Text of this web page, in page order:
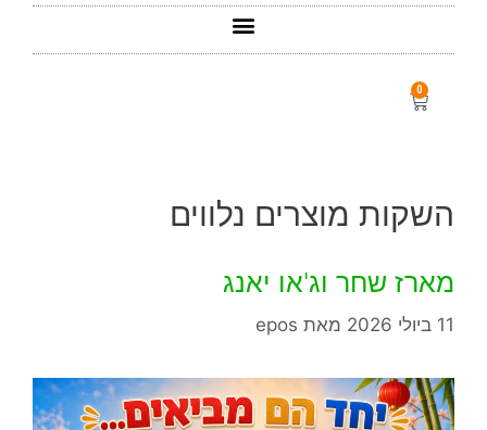
0
השקות מוצרים נלווים
מארז שחר וג'או יאנג
11 ביולי 2026 מאת epos